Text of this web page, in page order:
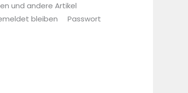
und andere Artikel
bleiben Passwort